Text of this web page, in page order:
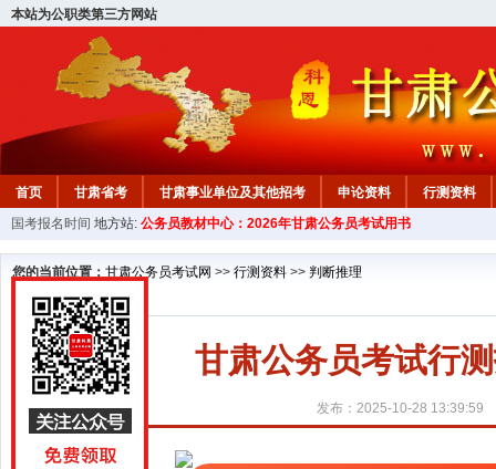
本站为公职类第三方网站
首页 甘肃省考 甘肃事业单位及其他招考 申论资料
行测资料
国考报名时间 地方站: 公务员教材中心：2026年甘肃公务员考试用书
您的当前位置： 甘肃公务员考试网 >> 行测资料 >> 判断推理
甘肃公务员考试行
发布：2025-10-28 13:39:59